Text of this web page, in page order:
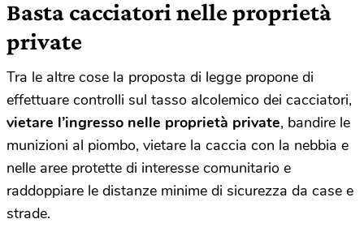
Basta cacciatori nelle proprietà
private
Tra le altre cose la proposta di legge propone di
effettuare controlli sul tasso alcolemico dei cacciatori,
vietare l’ingresso nelle proprietà private, bandire le
munizioni al piombo, vietare la caccia con la nebbia e
nelle aree protette di interesse comunitario e
raddoppiare le distanze minime di sicurezza da case e
strade.